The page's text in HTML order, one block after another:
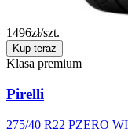
1496zł/szt.
Kup teraz
Klasa premium
Pirelli
275/40 R22 PZERO